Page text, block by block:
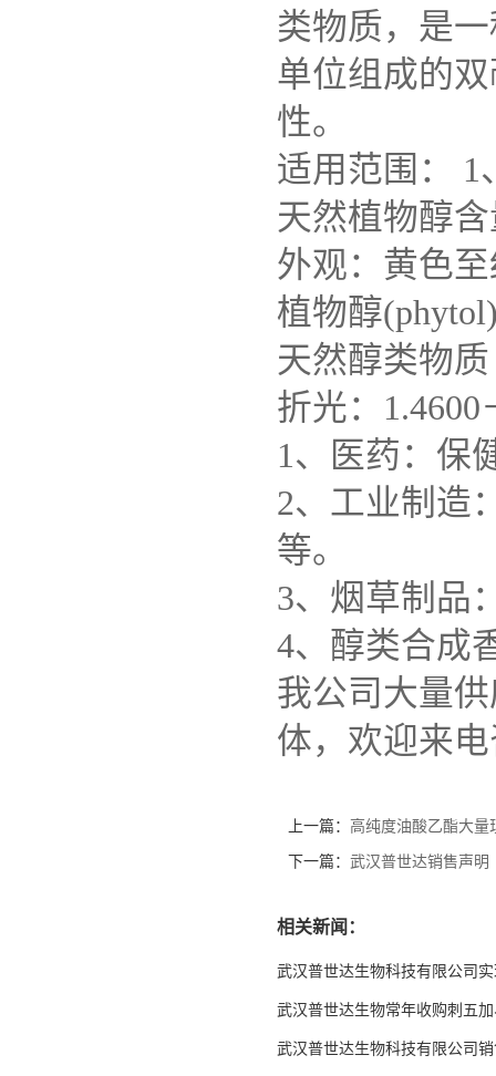
类物质，是
单位组成的
性。
适用范围： 1
天然植物醇
外观：黄色
植物醇
天然醇类物质
折光：1.4600
1、医药：保
2、工业制造
等。
3、烟草制品
4、醇类合成
我公司大量
体，欢迎来
上一篇： 高纯度油酸乙酯大量
下一篇： 武汉普世达销售声明
相关新闻：
武汉普世达生物科技有限公司
武汉普世达生物常年收购刺五
武汉普世达生物科技有限公司